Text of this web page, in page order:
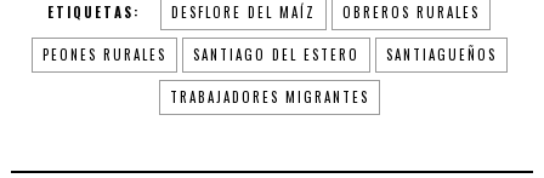
ETIQUETAS: DESFLORE DEL MAÍZ OBREROS RURALES
PEONES RURALES SANTIAGO DEL ESTERO SANTIAGUEÑOS
TRABAJADORES MIGRANTES